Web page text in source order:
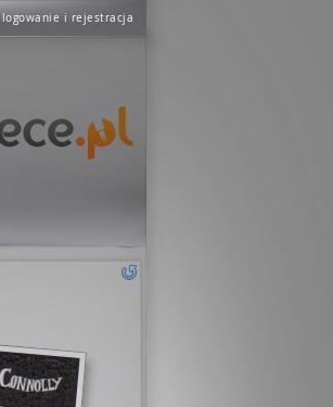
logowanie i rejestracja